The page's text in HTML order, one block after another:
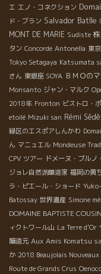
エ エノ・コネクション
ド・ブラン Salvador Batlle
MONT DE MARIE Sudiste
タン Concorde Antonella 東
Tokyo Setagaya Katsumata
さん 東銀座 SOYA ＢＭＯの
Monsanto ジャン・マルク
2018年 Fronton ビストロ・
etoilé Mizuki san Rémi
緑区のエスポアしんかわ
ん マニュエル Mondeuse
CPV ツアー ドメーヌ・ブルノ
ジョレ自然派醸造家 福岡の黄
ラ・ピエール・ショード
Batossay 世界遺産 Simone
DOMAINE BAPTISTE COUSIN
ィクトワール山 La Terre d'Or
醸造元 Aux Amis Komatsu
か 2018 Beaujolais Nouveaux
Route de Grands Crus